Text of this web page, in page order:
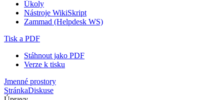
Úkoly
Nástroje WikiSkript
Zammad (Helpdesk WS)
Tisk a PDF
Stáhnout jako PDF
Verze k tisku
Jmenné prostory
StránkaDiskuse